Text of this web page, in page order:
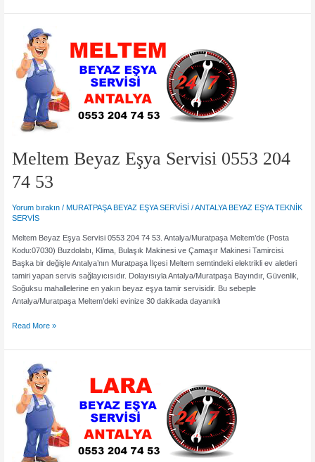
Eşya
0553
204
74
53
Meltem Beyaz Eşya Servisi 0553 204
74 53
Yorum bırakın / MURATPAŞA BEYAZ EŞYA SERVİSİ /ANTALYA BEYAZ EŞYA TEKNİK
SERVİS
Meltem Beyaz Eşya Servisi 0553 204 74 53. Antalya/Muratpaşa Meltem’de (Posta
Kodu:07030) Buzdolabı, Klima, Bulaşık Makinesi ve Çamaşır Makinesi Tamircisi.
Başka bir değişle Antalya’nın Muratpaşa İlçesi Meltem semtindeki elektrikli ev aletleri
tamiri yapan servis sağlayıcısıdır. Dolayısıyla Antalya/Muratpaşa Bayındır, Güvenlik,
Soğuksu mahallelerine en yakın beyaz eşya tamir servisidir. Bu sebeple
Antalya/Muratpaşa Meltem’deki evinize 30 dakikada dayanıklı
Meltem
Eşya
Servisi
204
74
53
Read More »